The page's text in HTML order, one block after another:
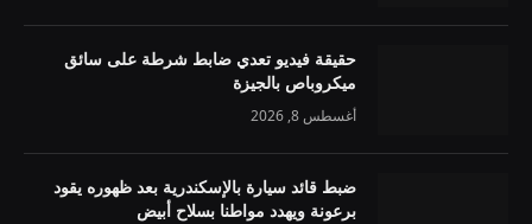
حقيقة فيديو تعدي ضابط شرطة على سائق
ميكروباص بالجيزة
أغسطس 8, 2026
ضبط قائد سيارة بالإسكندرية بعد ظهوره يقود
برعونة ويهدد مواطنا بسلاح أبيض